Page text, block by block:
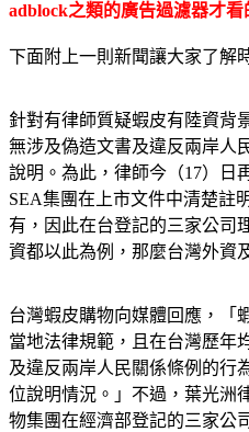
adblock之類的廣告過濾器才看
下面附上一則新聞讓大家了解
針對有律師質疑蝦皮有陸資背
無涉及偽造文書及違反兩岸人
說明。為此，律師今（17）日
SEA集團在上市文件中清楚註
有，因此在台登記的三家公司
資都以此為例，那麼台灣外資
台灣蝦皮購物向媒體回應，「
當地法律規範，且在台灣歷年
及違反兩岸人民關係條例的行
位說明情況。」不過，葉光洲
物集團在經濟部登記的三家公